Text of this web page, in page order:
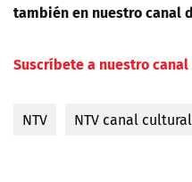
también en nuestro canal
Suscríbete a nuestro
NTV NTV canal cultural